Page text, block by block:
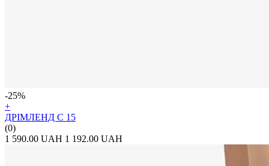
-25%
+
ДРІМЛЕНД С 15
(0)
1 590.00 UAH 1 192.00 UAH